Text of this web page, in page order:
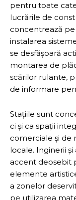
pentru toate
lucrările de
concentrează pe
instalarea
se desfășoară
montarea de
scărilor rulante,
de informare
Stațiile sunt
ci și ca spații
comerciale și de
locale. Inginerii
accent deosebit
elemente
a zonelor
pe utilizarea